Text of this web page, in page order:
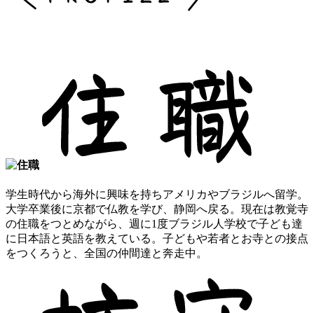
学生時代から海外に興味を持ちアメリカやブラジルへ留学。
大学卒業後に京都で仏教を学び、静岡へ戻る。現在は教覚寺
の住職をつとめながら、週に1度ブラジル人学校で子ども達
に日本語と英語を教えている。子どもや若者とお寺との接点
をつくろうと、全国の仲間達と奔走中。